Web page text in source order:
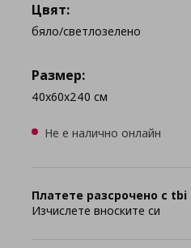
Цвят:
бяло/светлозелено
Размер:
40x60x240 см
Не е налично онлайн
Платете разсрочено с tbi
Изчислете вноските си